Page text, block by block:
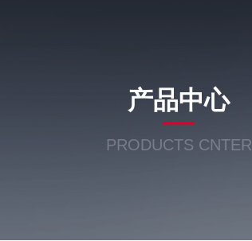
产品中心
PRODUCTS CNTER